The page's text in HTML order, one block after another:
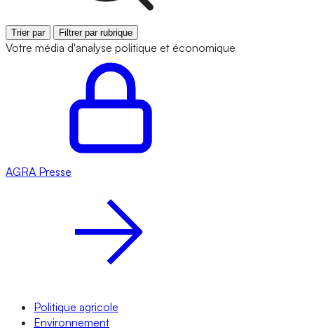
Trier par Filtrer par rubrique
Votre média d'analyse politique et économique
AGRA Presse
Politique agricole
Environnement